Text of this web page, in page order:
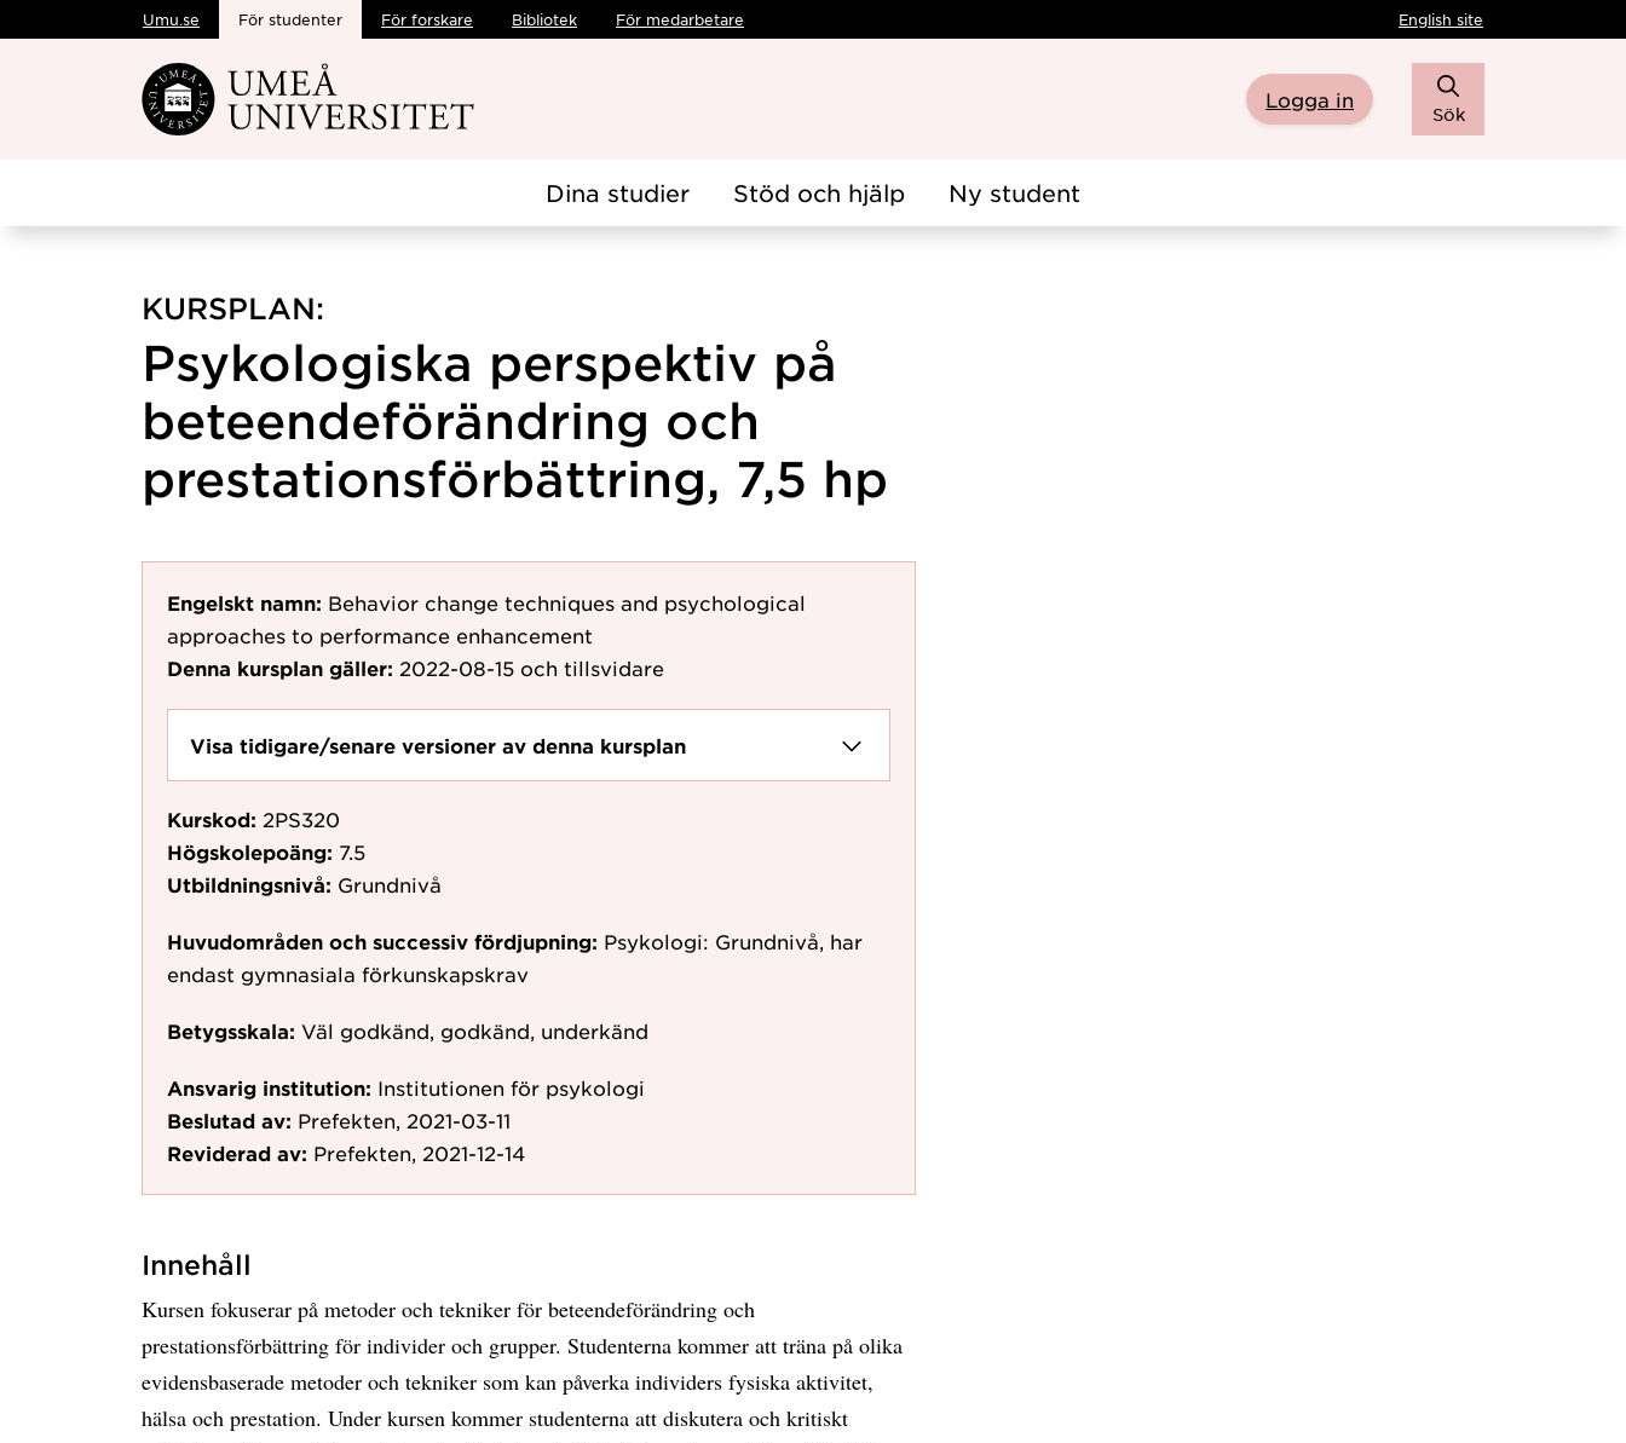
Hoppa direkt till innehållet
Umu.se För studenter För forskare Bibliotek För medarbetare English site
Logga in
Sök
Dina studier Stöd och hjälp Ny student
KURSPLAN:
Psykologiska perspektiv på
beteendeförändring och
prestationsförbättring, 7,5 hp
Engelskt namn: Behavior change techniques and psychological
approaches to performance enhancement
Denna kursplan gäller: 2022-08-15 och tillsvidare
Visa tidigare/senare versioner av denna kursplan
Kurskod: 2PS320
Högskolepoäng: 7.5
Utbildningsnivå: Grundnivå
Huvudområden och successiv fördjupning: Psykologi: Grundnivå, har
endast gymnasiala förkunskapskrav
Betygsskala: Väl godkänd, godkänd, underkänd
Ansvarig institution: Institutionen för psykologi
Beslutad av: Prefekten, 2021-03-11
Reviderad av: Prefekten, 2021-12-14
Innehåll
Kursen fokuserar på metoder och tekniker för beteendeförändring och
prestationsförbättring för individer och grupper. Studenterna kommer att träna på olika
evidensbaserade metoder och tekniker som kan påverka individers fysiska aktivitet,
hälsa och prestation. Under kursen kommer studenterna att diskutera och kritiskt